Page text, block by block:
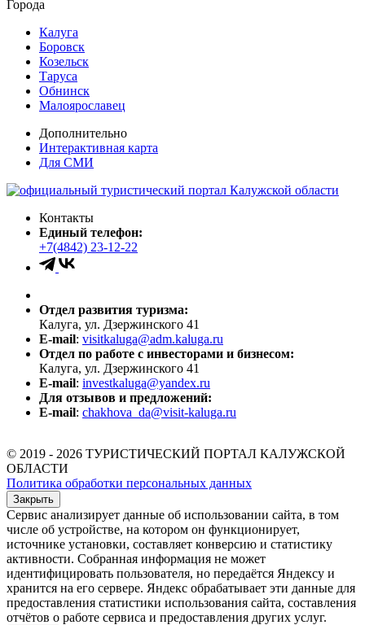
Города
Калуга
Боровск
Козельск
Таруса
Обнинск
Малоярославец
Дополнительно
Интерактивная карта
Для СМИ
Контакты
Единый телефон:
+7(4842) 23-12-22
Отдел развития туризма:
Калуга, ул. Дзержинского 41
E-mail: visitkaluga@adm.kaluga.ru
Отдел по работе с инвесторами и бизнесом:
Калуга, ул. Дзержинского 41
E-mail: investkaluga@yandex.ru
Для отзывов и предложений:
E-mail: chakhova_da@visit-kaluga.ru
© 2019 - 2026 ТУРИСТИЧЕСКИЙ ПОРТАЛ КАЛУЖСКОЙ
ОБЛАСТИ
Политика обработки персональных данных
Закрыть
Сервис анализирует данные об использовании сайта, в том
числе об устройстве, на котором он функционирует,
источнике установки, составляет конверсию и статистику
активности. Собранная информация не может
идентифицировать пользователя, но передаётся Яндексу и
хранится на его сервере. Яндекс обрабатывает эти данные для
предоставления статистики использования сайта, составления
отчётов о работе сервиса и предоставления других услуг.